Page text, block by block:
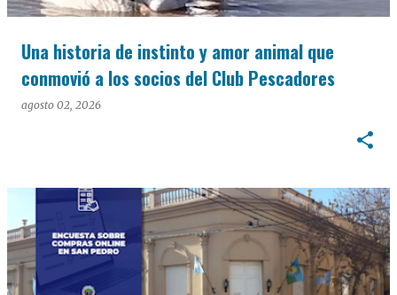
Una historia de instinto y amor animal que
conmovió a los socios del Club Pescadores
agosto 02, 2026